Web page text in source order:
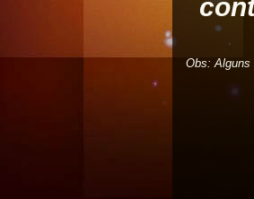
Obs: Alguns